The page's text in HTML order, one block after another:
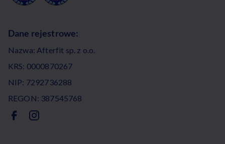
Dane rejestrowe:
Nazwa: Afterfit sp. z o.o.
KRS: 0000870267
NIP: 7292736288
REGON: 387545768